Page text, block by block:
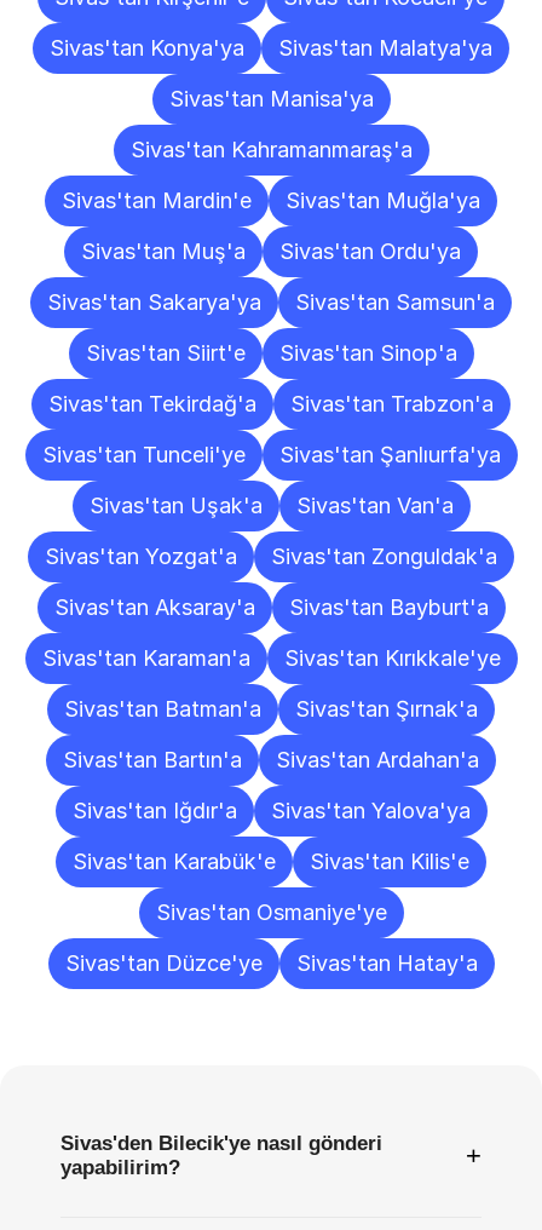
Sivas'tan Konya'ya
Sivas'tan Malatya'ya
Sivas'tan Manisa'ya
Sivas'tan Kahramanmaraş'a
Sivas'tan Mardin'e
Sivas'tan Muğla'ya
Sivas'tan Muş'a
Sivas'tan Ordu'ya
Sivas'tan Sakarya'ya
Sivas'tan Samsun'a
Sivas'tan Siirt'e
Sivas'tan Sinop'a
Sivas'tan Tekirdağ'a
Sivas'tan Trabzon'a
Sivas'tan Tunceli'ye
Sivas'tan Şanlıurfa'ya
Sivas'tan Uşak'a
Sivas'tan Van'a
Sivas'tan Yozgat'a
Sivas'tan Zonguldak'a
Sivas'tan Aksaray'a
Sivas'tan Bayburt'a
Sivas'tan Karaman'a
Sivas'tan Kırıkkale'ye
Sivas'tan Batman'a
Sivas'tan Şırnak'a
Sivas'tan Bartın'a
Sivas'tan Ardahan'a
Sivas'tan Iğdır'a
Sivas'tan Yalova'ya
Sivas'tan Karabük'e
Sivas'tan Kilis'e
Sivas'tan Osmaniye'ye
Sivas'tan Düzce'ye
Sivas'tan Hatay'a
Sivas'den Bilecik'ye nasıl gönderi
yapabilirim?
+